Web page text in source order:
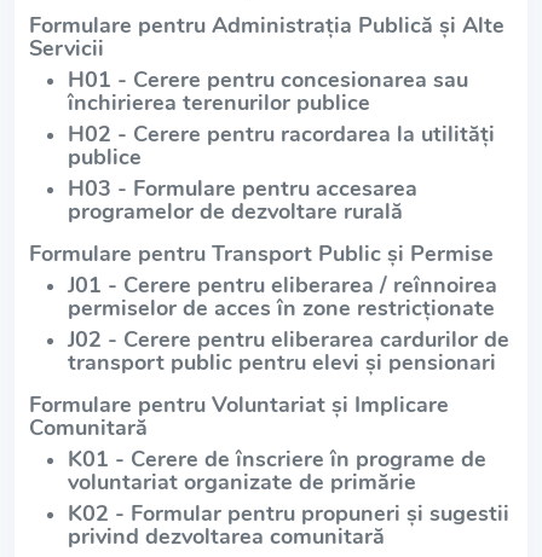
Formulare pentru Administrația Publică și Alte
Servicii
H01 - Cerere pentru concesionarea sau
închirierea terenurilor publice
H02 - Cerere pentru racordarea la utilități
publice
H03 - Formulare pentru accesarea
programelor de dezvoltare rurală
Formulare pentru Transport Public și Permise
J01 - Cerere pentru eliberarea / reînnoirea
permiselor de acces în zone restricționate
J02 - Cerere pentru eliberarea cardurilor de
transport public pentru elevi și pensionari
Formulare pentru Voluntariat și Implicare
Comunitară
K01 - Cerere de înscriere în programe de
voluntariat organizate de primărie
K02 - Formular pentru propuneri și sugestii
privind dezvoltarea comunitară